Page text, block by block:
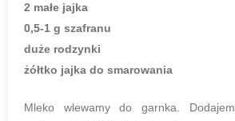
2 małe jajka
0,5-1 g szafranu
duże rodzynki
żółtko jajka do smarowania
Mleko wlewamy do garnka.